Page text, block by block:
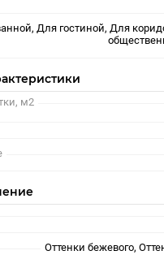
Для гостиной, Для
м2
Оттенки бежевого,